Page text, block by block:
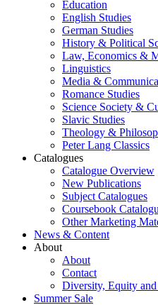
Education
English Studies
German Studies
History & Political
Law, Economics &
Linguistics
Media &
Romance Studies
Science Society &
Slavic Studies
Theology &
Peter Lang Classics
Catalogues
Catalogue Overview
New Publications
Subject Catalogues
Coursebook
Other Marketing
News & Content
About
About
Contact
Diversity, Equity
Summer Sale